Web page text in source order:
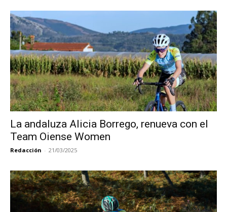
La andaluza Alicia Borrego, renueva con el
Team Oiense Women
Redacción - 21/03/2025